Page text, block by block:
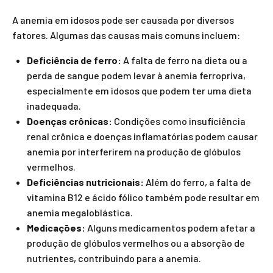
A anemia em idosos pode ser causada por diversos
fatores. Algumas das causas mais comuns incluem:
Deficiência de ferro: A falta de ferro na dieta ou a
perda de sangue podem levar à anemia ferropriva,
especialmente em idosos que podem ter uma dieta
inadequada.
Doenças crônicas: Condições como insuficiência
renal crônica e doenças inflamatórias podem causar
anemia por interferirem na produção de glóbulos
vermelhos.
Deficiências nutricionais: Além do ferro, a falta de
vitamina B12 e ácido fólico também pode resultar em
anemia megaloblástica.
Medicações: Alguns medicamentos podem afetar a
produção de glóbulos vermelhos ou a absorção de
nutrientes, contribuindo para a anemia.